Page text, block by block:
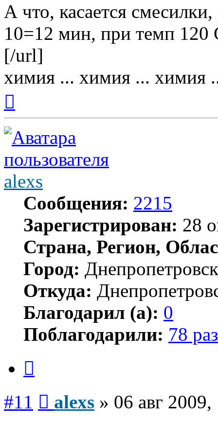
А что, касается
10=12 мин, при темп 120
[/url]
химия ... химия ... химия
началу
alexs
Сообщения: 2215
Зарегистрирован: 28
Страна, Регион,
Город: Днепропетровск
Откуда:
Благодарил (а): 0
Поблагодарили: 78 раз
#11 alexs » 06 авг